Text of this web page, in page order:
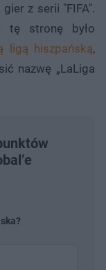
z serii "FIFA".
tę stronę było
ligą hiszpańską,
nazwę „LaLiga